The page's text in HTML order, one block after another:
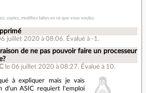
copiez, modifiez faites en ce que vous voulez.
juillet 2020 à 08:06. Évalué à -1 .
raison de ne pas pouvoir faire un processeur
le 06 juillet 2020 à 08:27. Évalué à 10.
à expliquer mais je vais
d'un ASIC requiert l'emploi